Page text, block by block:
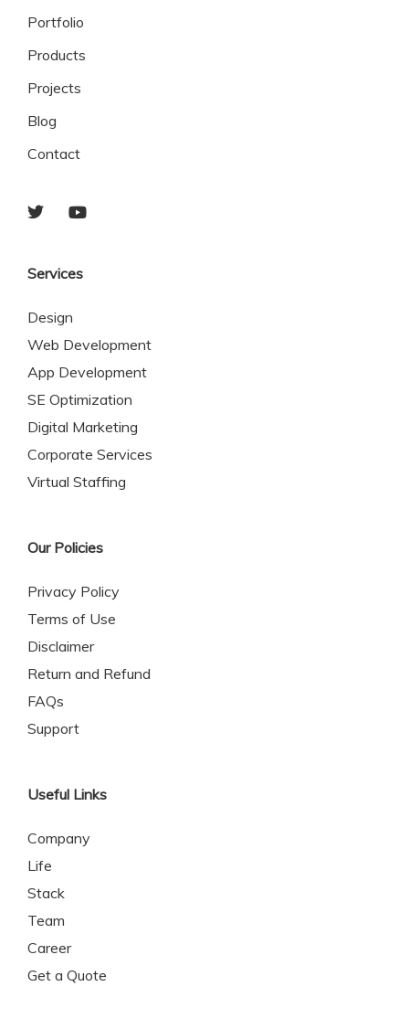
Portfolio
Products
Projects
Blog
Contact
Services
Design
Web Development
App Development
SE Optimization
Digital Marketing
Corporate Services
Virtual Staffing
Our Policies
Privacy Policy
Terms of Use
Disclaimer
Return and Refund
FAQs
Support
Useful Links
Company
Life
Stack
Team
Career
Get a Quote